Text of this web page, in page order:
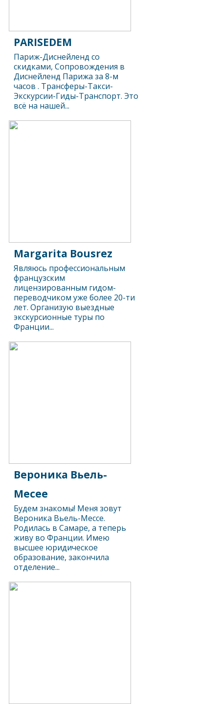
PARISEDEM
Париж-Диснейленд со
скидками, Сопровождения в
Диснейленд Парижа за 8-м
часов . Трансферы-Такси-
Экскурсии-Гиды-Транспорт. Это
всё на нашей...
Margarita Bousrez
Являюсь профессиональным
французским
лицензированным гидом-
переводчиком уже более 20-ти
лет. Организую выездные
экскурсионные туры по
Франции...
Вероника Вьель-
Месее
Будем знакомы! Меня зовут
Вероника Вьель-Месcе.
Родилась в Самаре, а теперь
живу во Франции. Имею
высшее юридическое
образование, закончила
отделение...